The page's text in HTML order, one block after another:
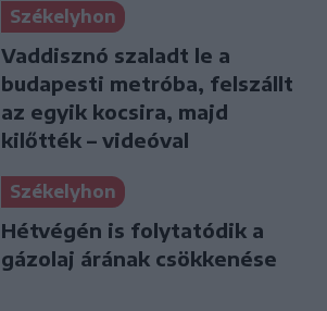
Székelyhon
Vaddisznó szaladt le a
budapesti metróba, felszállt
az egyik kocsira, majd
kilőtték – videóval
Székelyhon
Hétvégén is folytatódik a
gázolaj árának csökkenése